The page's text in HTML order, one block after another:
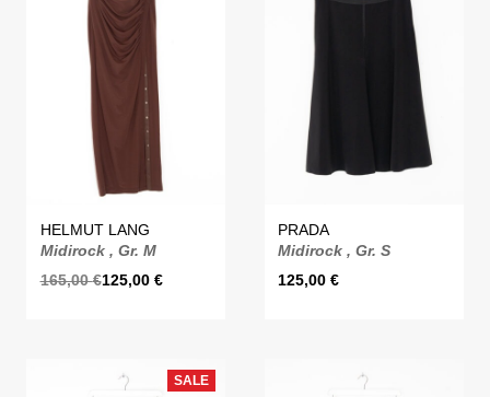
HELMUT LANG
Midirock , Gr. M
165,00€125,00 €
PRADA
Midirock , Gr. S
125,00€
SALE